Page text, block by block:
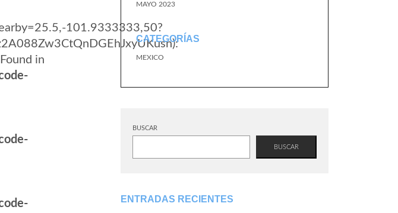
101.9333333,50?
in
MAYO 2023
CATEGORÍAS
MEXICO
BUSCAR
BUSCAR
ENTRADAS RECIENTES